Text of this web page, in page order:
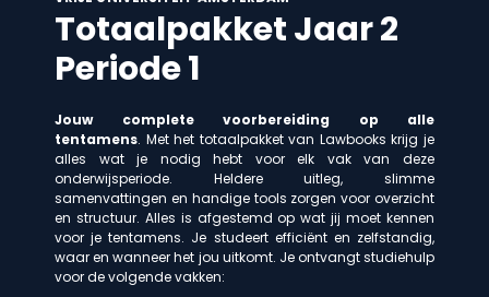
Totaalpakket Jaar 2
Periode 1
Jouw complete voorbereiding op alle
tentamens. Met het totaalpakket van Lawbooks krijg je
alles wat je nodig hebt voor elk vak van deze
onderwijsperiode. Heldere uitleg, slimme
samenvattingen en handige tools zorgen voor overzicht
en structuur. Alles is afgestemd op wat jij moet kennen
voor je tentamens. Je studeert efficiënt en zelfstandig,
waar en wanneer het jou uitkomt. Je ontvangt studiehulp
voor de volgende vakken: